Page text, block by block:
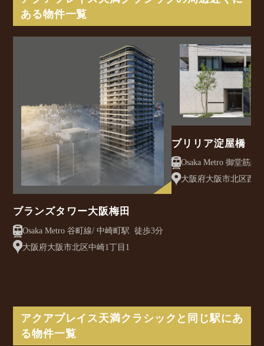
ある物件一覧
ブランズタワー大阪梅田
Osaka Metro 谷町線/ 中崎町駅 徒歩3分
大阪府大阪市北区中崎1丁目1
ブリリア淀屋橋
大阪府大阪市北区西
アクアプレイス天満クラシックと同じ駅にあ
る物件一覧